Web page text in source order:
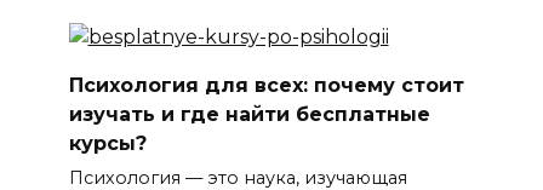
Психология для всех: почему стоит
изучать и где найти бесплатные
курсы?
Психология — это наука, изучающая